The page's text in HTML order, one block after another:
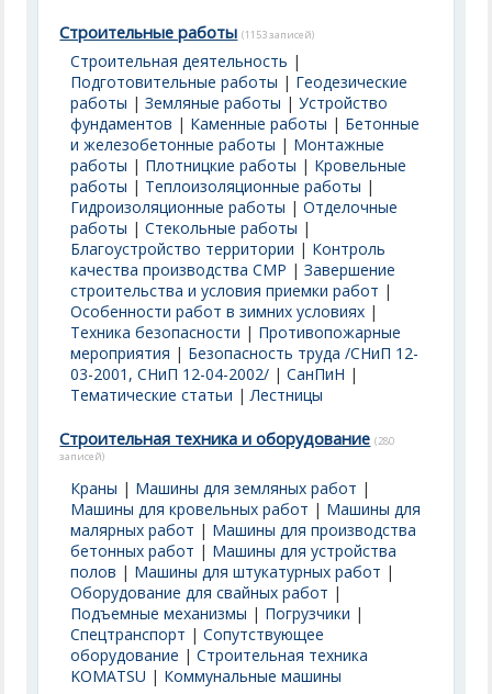
Строительные работы (1153 записей)
Строительная деятельность |
Подготовительные работы | Геодезические
работы |Земляные работы |Устройство
фундаментов | Каменные работы | Бетонные
и железобетонные работы | Монтажные
работы | Плотницкие работы | Кровельные
работы | Теплоизоляционные работы |
Гидроизоляционные работы |Отделочные
работы |Стекольные работы |
Благоустройство территории | Контроль
качества производства СМР |Завершение
строительства и условия приемки работ |
Особенности работ в зимних условиях |
Техника безопасности | Противопожарные
мероприятия | Безопасность труда /СНиП 12-
03-2001, СНиП 12-04-2002/ |СанПиН |
Тематические статьи |Лестницы
Строительная техника и оборудование (280
записей)
Краны | Машины для земляных работ |
Машины для кровельных работ | Машины для
малярных работ | Машины для производства
бетонных работ | Машины для устройства
полов | Машины для штукатурных работ |
Оборудование для свайных работ |
Подъемные механизмы | Погрузчики |
Спецтранспорт |Сопутствующее
оборудование |Строительная техника
KOMATSU | Коммунальные машины